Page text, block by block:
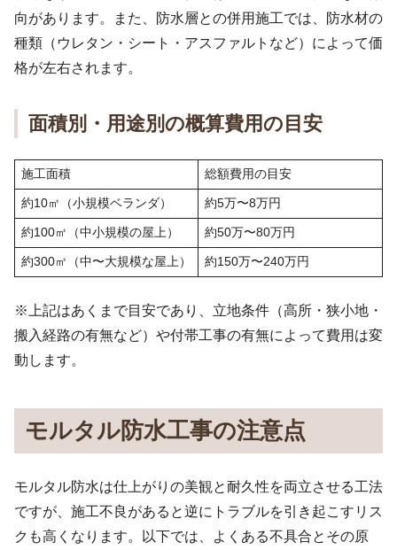
向があります。また、防水層との併用施工では、防水材の
種類（ウレタン・シート・アスファルトなど）によって価
格が左右されます。
面積別・用途別の概算費用の目安
施工面積 総額費用の目安
約10㎡（小規模ベランダ） 約5万〜8万円
約100㎡（中小規模の屋上） 約50万〜80万円
約300㎡（中〜大規模な屋上） 約150万〜240万円
※上記はあくまで目安であり、立地条件（高所・狭小地・
搬入経路の有無など）や付帯工事の有無によって費用は変
動します。
モルタル防水工事の注意点
モルタル防水は仕上がりの美観と耐久性を両立させる工法
ですが、施工不良があると逆にトラブルを引き起こすリス
クも高くなります。以下では、よくある不具合とその原